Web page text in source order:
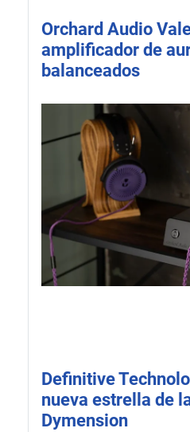
Orchard Audio
amplificador de
balanceados
Definitive
nueva estrella de
Dymension